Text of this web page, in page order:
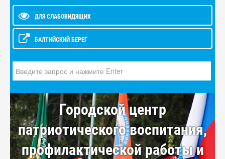
ДЛЯ СЛАБОВИДЯЩИХ
БАЛТИЙСКИЙ БЕРЕГ
Городской центр
патриотического воспитания,
профилактической работы и